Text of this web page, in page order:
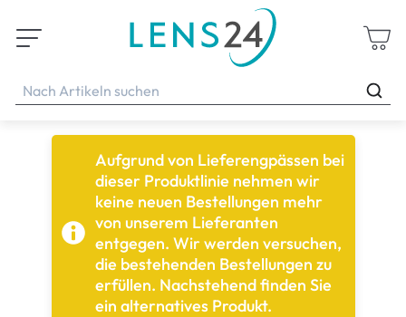
Aufgrund von Lieferengpässen bei
dieser Produktlinie nehmen wir
keine neuen Bestellungen mehr
von unserem Lieferanten
entgegen. Wir werden versuchen,
die bestehenden Bestellungen zu
erfüllen. Nachstehend finden Sie
ein alternatives Produkt.